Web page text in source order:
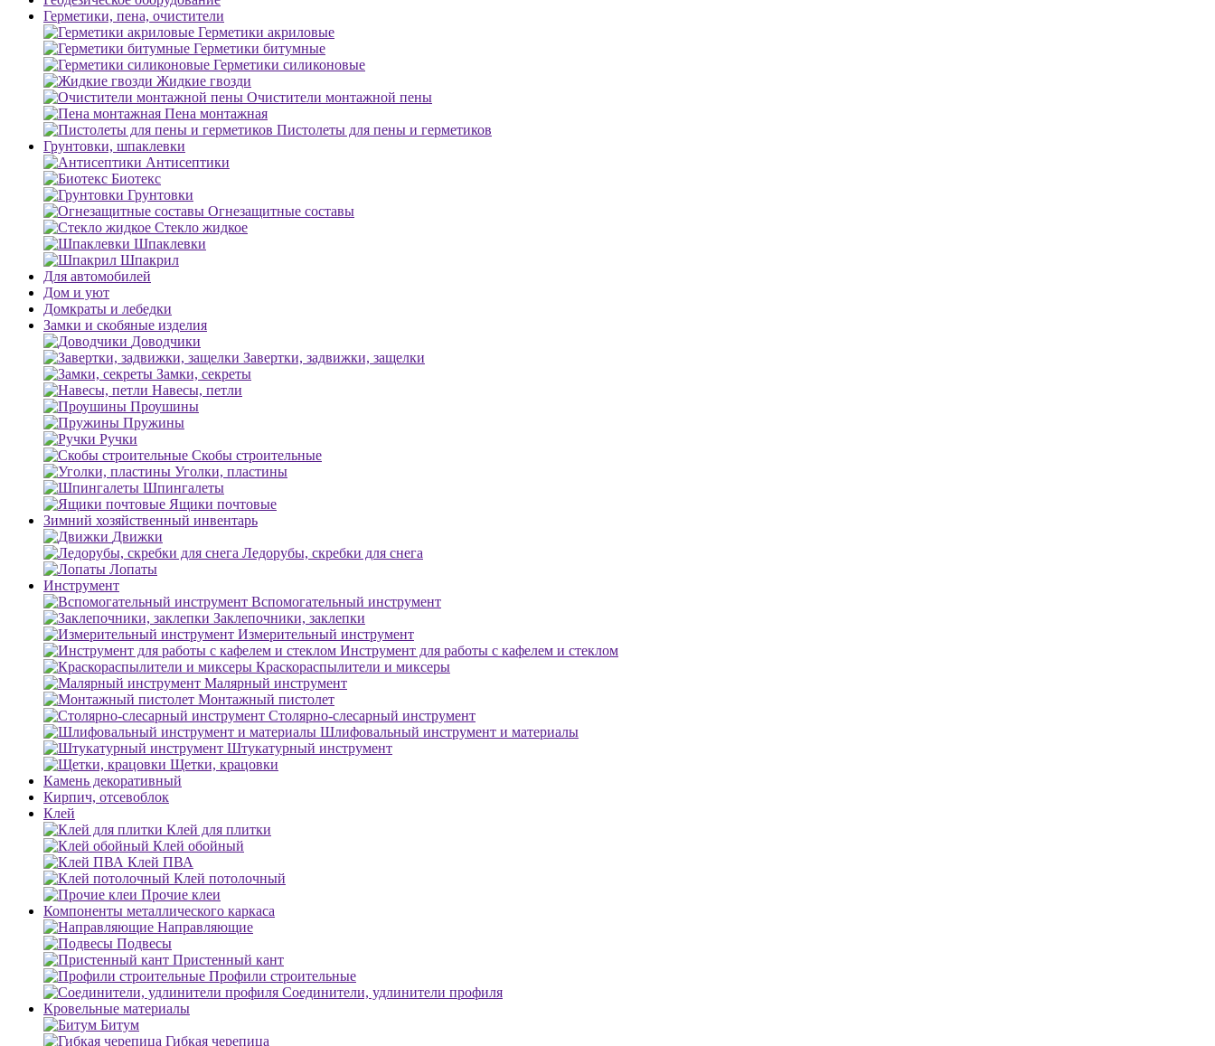
Герметики, пена, очистители
Герметики акриловые
Герметики битумные
Герметики силиконовые
Жидкие гвозди
Очистители монтажной пены
Пена монтажная
Пистолеты для пены и герметиков
Грунтовки, шпаклевки
Антисептики
Биотекс
Грунтовки
Огнезащитные составы
Стекло жидкое
Шпаклевки
Шпакрил
Для автомобилей
Дом и уют
Домкраты и лебедки
Замки и скобяные изделия
Доводчики
Завертки, задвижки, защелки
Замки, секреты
Навесы, петли
Проушины
Пружины
Ручки
Скобы строительные
Уголки, пластины
Шпингалеты
Ящики почтовые
Зимний хозяйственный инвентарь
Движки
Ледорубы, скребки для снега
Лопаты
Инструмент
Вспомогательный инструмент
Заклепочники, заклепки
Измерительный инструмент
Инструмент для работы с кафелем и стеклом
Краскораспылители и миксеры
Малярный инструмент
Монтажный пистолет
Столярно-слесарный инструмент
Шлифовальный инструмент и материалы
Штукатурный инструмент
Щетки, крацовки
Камень декоративный
Кирпич, отсевоблок
Клей
Клей для плитки
Клей обойный
Клей ПВА
Клей потолочный
Прочие клеи
Компоненты металлического каркаса
Направляющие
Подвесы
Пристенный кант
Профили строительные
Соединители, удлинители профиля
Кровельные материалы
Битум
Гибкая черепица